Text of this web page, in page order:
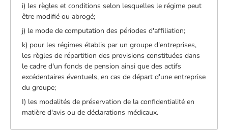
i) les règles et conditions selon lesquelles le régime peut
être modifié ou abrogé;
j) le mode de computation des périodes d'affiliation;
k) pour les régimes établis par un groupe d'entreprises,
les règles de répartition des provisions constituées dans
le cadre d'un fonds de pension ainsi que des actifs
excédentaires éventuels, en cas de départ d'une entreprise
du groupe;
I) les modalités de préservation de la confidentialité en
matière d'avis ou de déclarations médicaux.